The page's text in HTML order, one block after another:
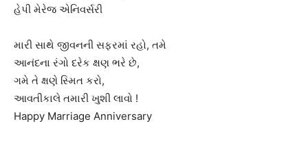
હેપી મેરેજ એનિવર્સરી
મારી સાથે જીવનની સફરમાં રહો, તમે
આનંદના રંગો દરેક ક્ષણ ભરે છે,
ગમે તે ક્ષણે સ્મિત કરો,
આવતીકાલે તમારી ખુશી લાવો !
Happy Marriage Anniversary